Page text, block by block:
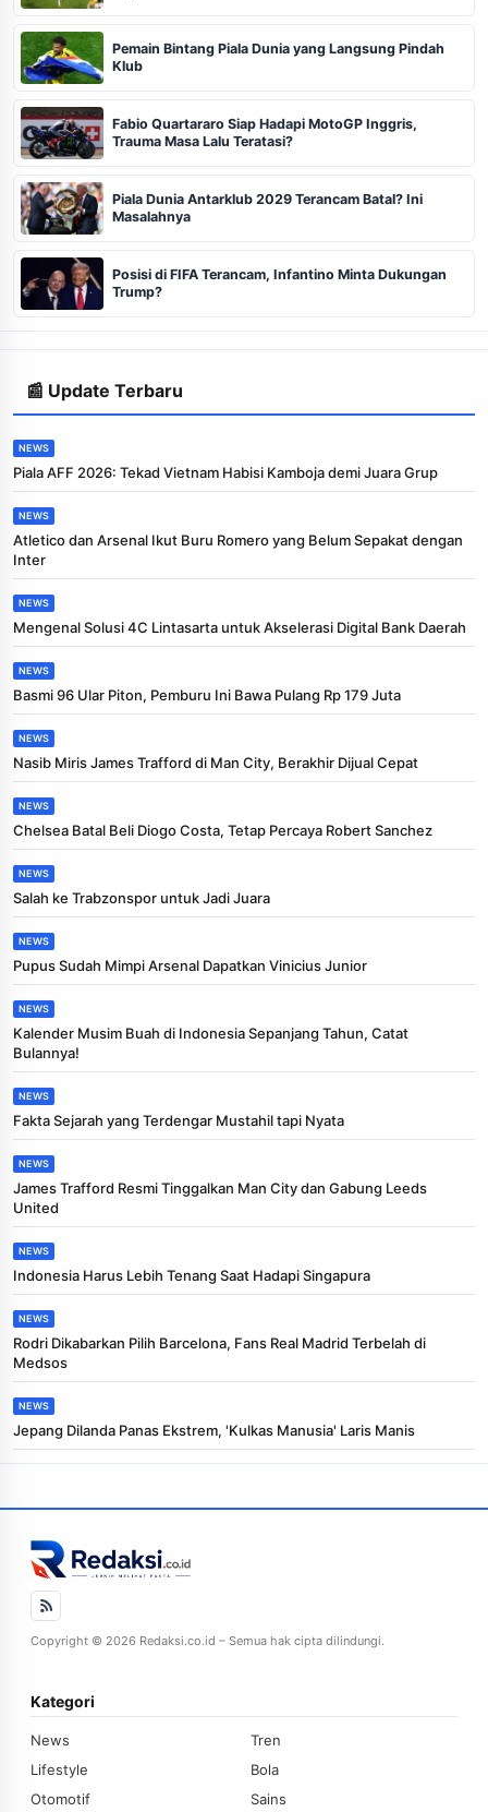
Pemain Bintang Piala Dunia yang Langsung Pindah
Klub
Fabio Quartararo Siap Hadapi MotoGP Inggris,
Trauma Masa Lalu Teratasi?
Piala Dunia Antarklub 2029 Terancam Batal? Ini
Masalahnya
Posisi di FIFA Terancam, Infantino Minta Dukungan
Trump?
📰 Update Terbaru
NEWS
Piala AFF 2026: Tekad Vietnam Habisi Kamboja demi Juara Grup
NEWS
Atletico dan Arsenal Ikut Buru Romero yang Belum Sepakat dengan
Inter
NEWS
Mengenal Solusi 4C Lintasarta untuk Akselerasi Digital Bank Daerah
NEWS
Basmi 96 Ular Piton, Pemburu Ini Bawa Pulang Rp 179 Juta
NEWS
Nasib Miris James Trafford di Man City, Berakhir Dijual Cepat
NEWS
Chelsea Batal Beli Diogo Costa, Tetap Percaya Robert Sanchez
NEWS
Salah ke Trabzonspor untuk Jadi Juara
NEWS
Pupus Sudah Mimpi Arsenal Dapatkan Vinicius Junior
NEWS
Kalender Musim Buah di Indonesia Sepanjang Tahun, Catat
Bulannya!
NEWS
Fakta Sejarah yang Terdengar Mustahil tapi Nyata
NEWS
James Trafford Resmi Tinggalkan Man City dan Gabung Leeds
United
NEWS
Indonesia Harus Lebih Tenang Saat Hadapi Singapura
NEWS
Rodri Dikabarkan Pilih Barcelona, Fans Real Madrid Terbelah di
Medsos
NEWS
Jepang Dilanda Panas Ekstrem, 'Kulkas Manusia' Laris Manis
Copyright © 2026 Redaksi.co.id – Semua hak cipta dilindungi.
Kategori
News
Tren
Lifestyle
Bola
Otomotif
Sains